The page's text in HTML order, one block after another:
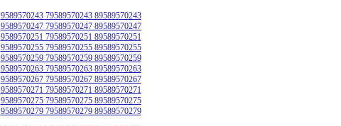
9589570243 79589570243 89589570243
9589570247 79589570247 89589570247
9589570251 79589570251 89589570251
9589570255 79589570255 89589570255
9589570259 79589570259 89589570259
9589570263 79589570263 89589570263
9589570267 79589570267 89589570267
9589570271 79589570271 89589570271
9589570275 79589570275 89589570275
9589570279 79589570279 89589570279